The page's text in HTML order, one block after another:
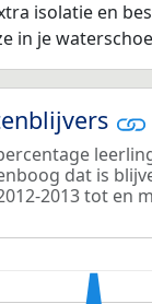
isolatie en
in je
dat is
2013 tot en